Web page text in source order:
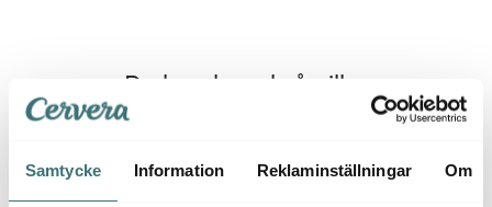
Samtycke Information Reklaminställningar Om
Du kanske också gillar